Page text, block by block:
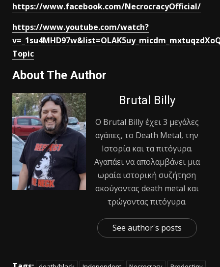
https://www.facebook.com/NecrocracyOfficial/
https://www.youtube.com/watch?
Topic
About The Author
Brutal Billy
Ο Βrutal Βilly έχει 3 μεγάλες
αγάπες, το Death Metal, την
Ιστορία και τα πιτόγυρα.
Αγαπάει να απολαμβάνει μια
ωραία ιστορική συζήτηση
ακούγοντας death metal και
τρώγοντας πιτόγυρα.
See author's posts